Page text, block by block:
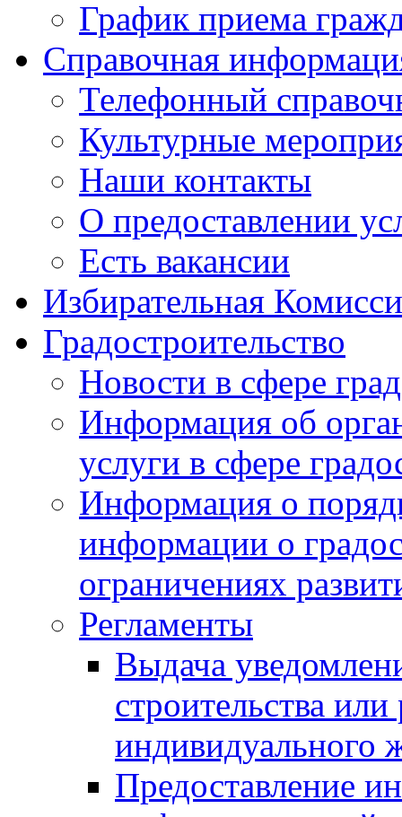
График приема
Справочная
Телефонный
Культурные
Наши контакты
О предоставлении
Есть вакансии
Избирательная
Градостроительство
Новости в сфере
Информация об
услуги в сфере
Информация о
информации о
ограничениях
Регламенты
Выдача
строительства
индивидуального
Предоставление